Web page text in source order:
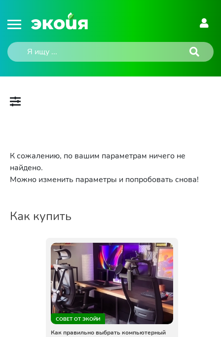
К сожалению, по вашим параметрам ничего не
найдено.
Можно изменить параметры и попробовать снова!
Как купить
СОВЕТ ОТ ЭКОЙИ
Как правильно выбрать компьютерный